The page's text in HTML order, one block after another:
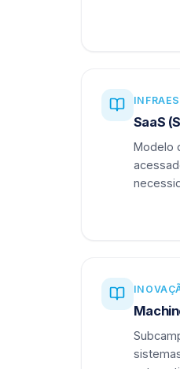
SaaS
Modelo